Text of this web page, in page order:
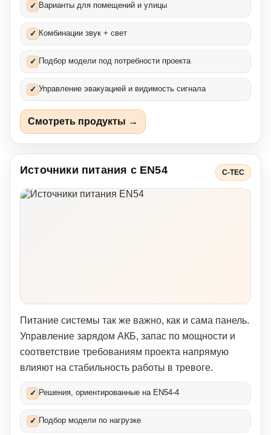
✓ Варианты для помещений и улицы
✓ Комбинации звук + свет
✓ Подбор модели под потребности проекта
✓ Управление эвакуацией и видимость сигнала
Смотреть продукты →
Источники питания с EN54 C-TEC
Питание системы так же важно, как и сама панель.
Управление зарядом АКБ, запас по мощности и
соответствие требованиям проекта напрямую
влияют на стабильность работы в тревоге.
✓ Решения, ориентированные на EN54-4
✓ Подбор модели по нагрузке